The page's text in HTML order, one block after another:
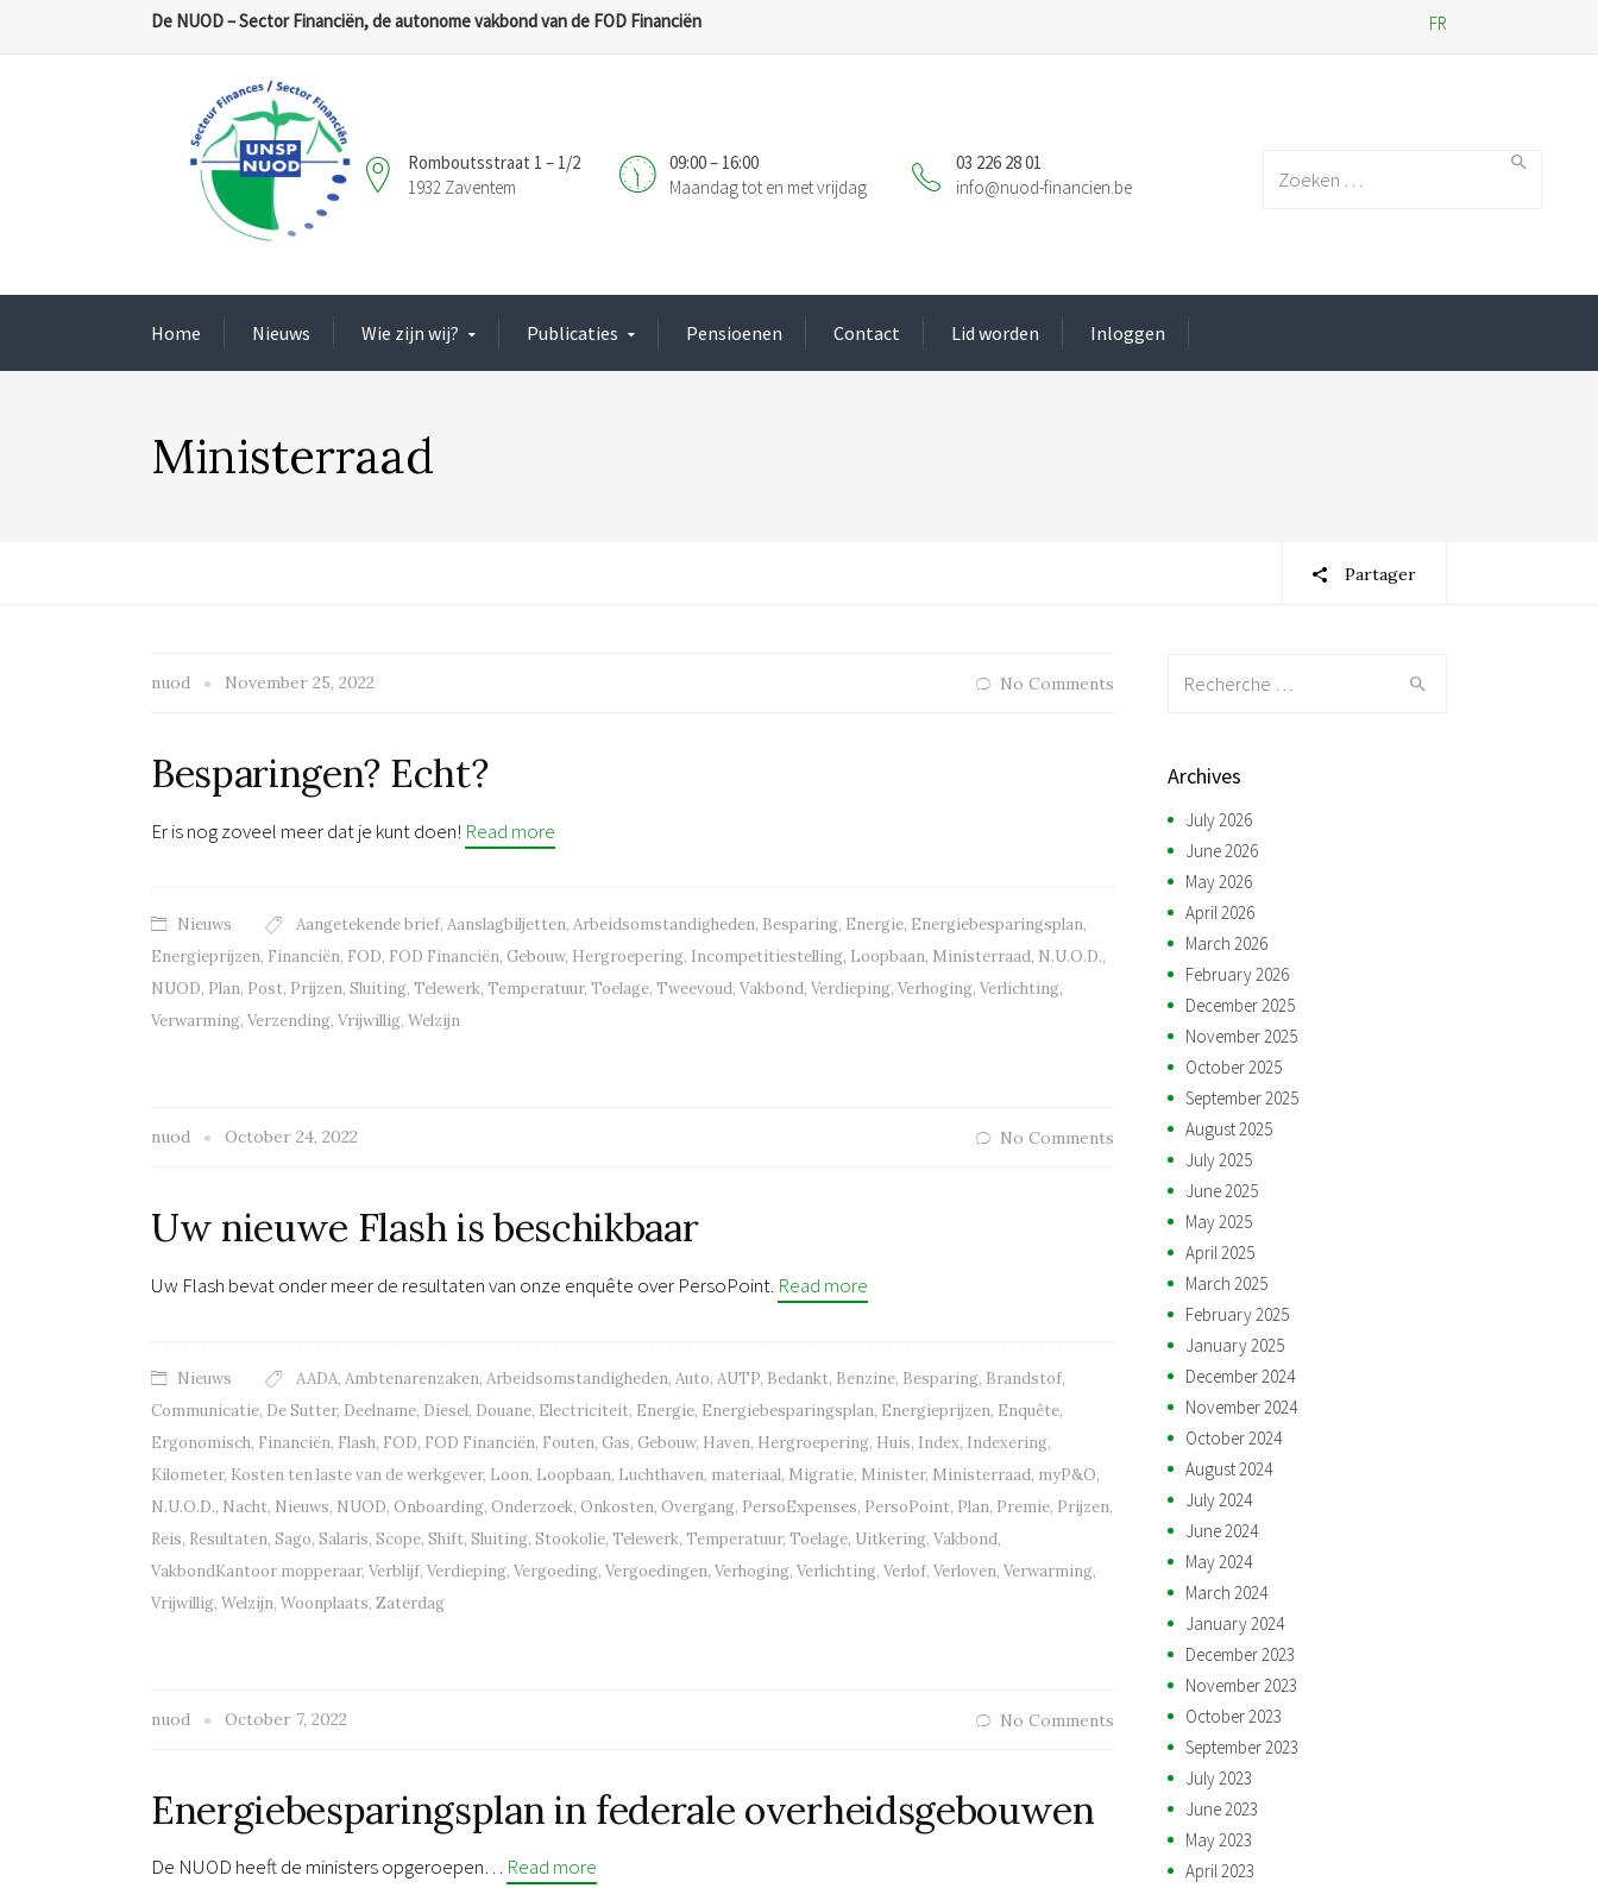
De NUOD – Sector Financiën, de autonome vakbond van de FOD Financiën FR
03 226 28 01
info@nuod-financien.be
09:00 – 16:00
Maandag tot en met vrijdag
Romboutsstraat 1 – 1/2
1932 Zaventem
Home Nieuws Wie zijn wij? Publicaties Pensioenen Contact Lid worden Inloggen
Ministerraad
Partager
nuod November 25, 2022 No Comments
Besparingen? Echt?
Er is nog zoveel meer dat je kunt doen! Read more
Nieuws Aangetekende brief, Aanslagbiljetten, Arbeidsomstandigheden, Besparing, Energie, Energiebesparingsplan,
Energieprijzen, Financiën, FOD, FOD Financiën, Gebouw, Hergroepering, Incompetitiestelling, Loopbaan, Ministerraad, N.U.O.D.,
NUOD, Plan, Post, Prijzen, Sluiting, Telewerk, Temperatuur, Toelage, Tweevoud, Vakbond, Verdieping, Verhoging, Verlichting,
Verwarming, Verzending, Vrijwillig, Welzijn
nuod October 24, 2022 No Comments
Uw nieuwe Flash is beschikbaar
Uw Flash bevat onder meer de resultaten van onze enquête over PersoPoint. Read more
Nieuws AADA, Ambtenarenzaken, Arbeidsomstandigheden, Auto, AUTP, Bedankt, Benzine, Besparing, Brandstof,
Communicatie, De Sutter, Deelname, Diesel, Douane, Electriciteit, Energie, Energiebesparingsplan, Energieprijzen, Enquête,
Ergonomisch, Financiën, Flash, FOD, FOD Financiën, Fouten, Gas, Gebouw, Haven, Hergroepering, Huis, Index, Indexering,
Kilometer, Kosten ten laste van de werkgever, Loon, Loopbaan, Luchthaven, materiaal, Migratie, Minister, Ministerraad, myP&O,
N.U.O.D., Nacht, Nieuws, NUOD, Onboarding, Onderzoek, Onkosten, Overgang, PersoExpenses, PersoPoint, Plan, Premie, Prijzen,
Reis, Resultaten, Sago, Salaris, Scope, Shift, Sluiting, Stookolie, Telewerk, Temperatuur, Toelage, Uitkering, Vakbond,
VakbondKantoor mopperaar, Verblijf, Verdieping, Vergoeding, Vergoedingen, Verhoging, Verlichting, Verlof, Verloven, Verwarming,
Vrijwillig, Welzijn, Woonplaats, Zaterdag
nuod October 7, 2022 No Comments
Energiebesparingsplan in federale overheidsgebouwen
De NUOD heeft de ministers opgeroepen… Read more
Archives
July 2026
June 2026
May 2026
April 2026
March 2026
February 2026
December 2025
November 2025
October 2025
September 2025
August 2025
July 2025
June 2025
May 2025
April 2025
March 2025
February 2025
January 2025
December 2024
November 2024
October 2024
August 2024
July 2024
June 2024
May 2024
March 2024
January 2024
December 2023
November 2023
October 2023
September 2023
July 2023
June 2023
May 2023
April 2023